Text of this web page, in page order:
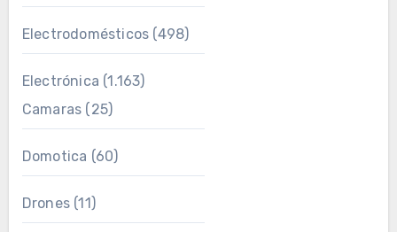
Electrodomésticos (498)
Electrónica (1.163)
Camaras (25)
Domotica (60)
Drones(11)